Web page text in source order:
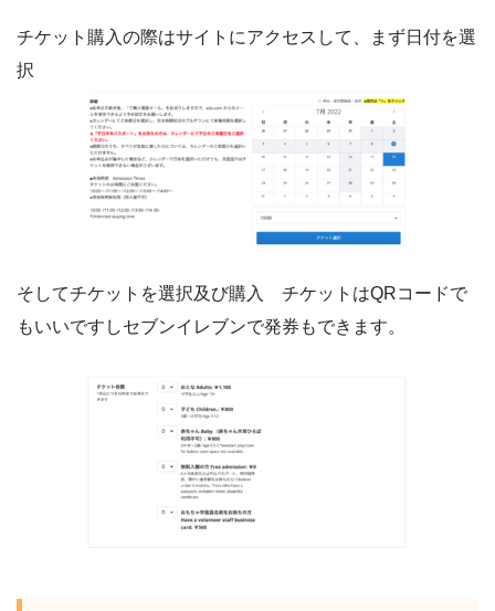
チケット購入の際はサイトにアクセスして、まず日付を選
択
そしてチケットを選択及び購入 チケットはQRコードで
もいいですしセブンイレブンで発券もできます。